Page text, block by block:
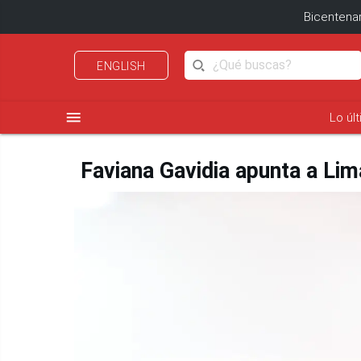
ENGLISH
menu Lo
Faviana Gavidia apunta a